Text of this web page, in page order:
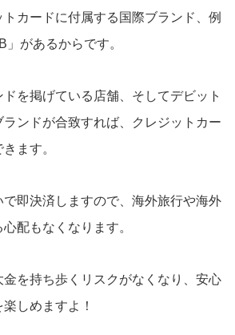
カードに付属する国際ブランド、例
があるからです。
を掲げている店舗、そしてデビット
ンドが合致すれば、クレジットカー
ます。
で即決済しますので、海外旅行や海外
配もなくなります。
を持ち歩くリスクがなくなり、安心
しめますよ！